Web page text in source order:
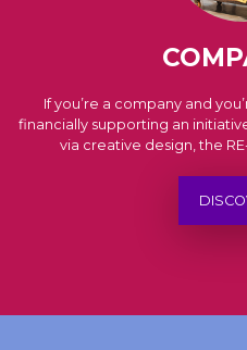
If you’re a company and
financially supporting an
via creative design, the